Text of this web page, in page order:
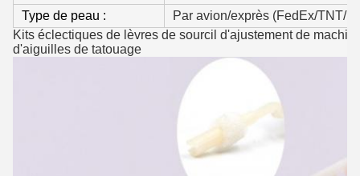
Type de peau :
Par avion/exprès (FedEx/TNT/
Kits éclectiques de lèvres de sourcil d'ajustement de
d'aiguilles de tatouage